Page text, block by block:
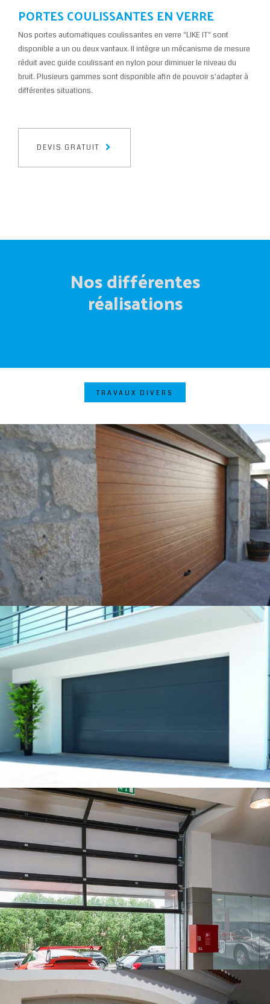
PORTES COULISSANTES EN VERRE
Nos portes automatiques coulissantes en verre "LIKE IT" sont
disponible a un ou deux vantaux. Il intègre un mécanisme de mesure
réduit avec guide coulissant en nylon pour diminuer le niveau du
bruit. Plusieurs gammes sont disponible afin de pouvoir s'adapter à
différentes situations.
DEVIS GRATUIT
Nos différentes
réalisations
TRAVAUX DIVERS